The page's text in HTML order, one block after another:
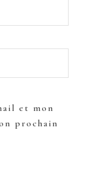
et mon
prochain